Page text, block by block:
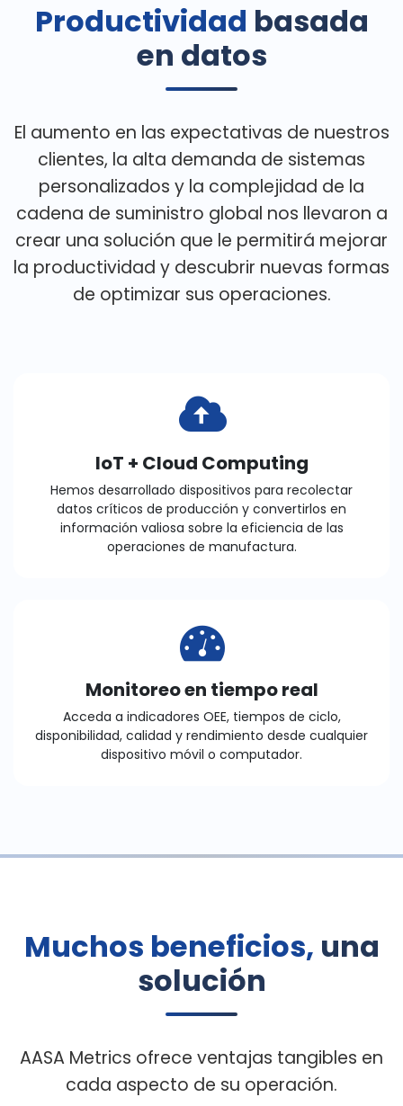
Productividad basada
en datos
El aumento en las expectativas de nuestros
clientes, la alta demanda de sistemas
personalizados y la complejidad de la
cadena de suministro global nos llevaron a
crear una solución que le permitirá mejorar
la productividad y descubrir nuevas formas
de optimizar sus operaciones.
IoT + Cloud Computing
Hemos desarrollado dispositivos para recolectar
datos críticos de producción y convertirlos en
información valiosa sobre la eficiencia de las
operaciones de manufactura.
Monitoreo en tiempo real
Acceda a indicadores OEE, tiempos de ciclo,
disponibilidad, calidad y rendimiento desde cualquier
dispositivo móvil o computador.
Muchos beneficios, una
solución
AASA Metrics ofrece ventajas tangibles en
cada aspecto de su operación.